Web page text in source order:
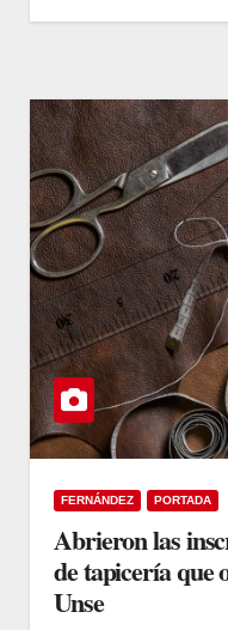
FERNÁNDEZ PORTADA
Abrieron las
de tapicería que
Unse